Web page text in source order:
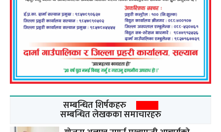
सम्बन्धित शिर्षकहरु
सम्बन्धित लेखकका समाचारहरु